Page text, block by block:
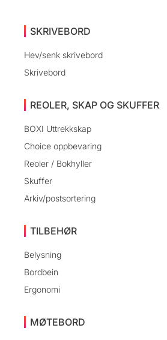
innholdet
SKRIVEBORD
Hev/senk skrivebord
Skrivebord
REOLER, SKAP OG SKUFFER
BOXI Uttrekkskap
Choice oppbevaring
Reoler / Bokhyller
Skuffer
Arkiv/postsortering
TILBEHØR
Belysning
Bordbein
Ergonomi
MØTEBORD